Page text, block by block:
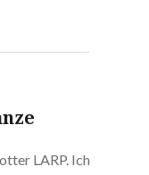
LARP. Ich